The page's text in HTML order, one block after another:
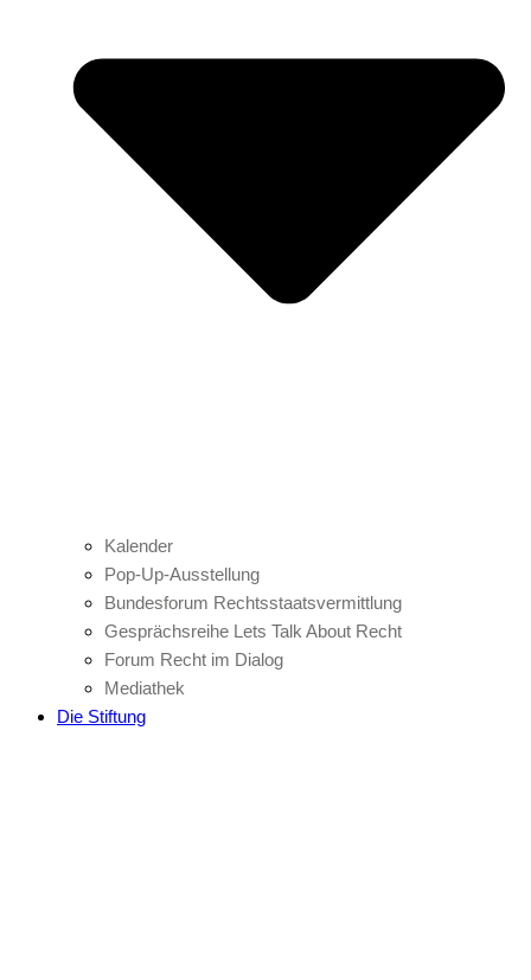
Kalender
Pop-Up-Ausstellung
Bundesforum Rechtsstaatsvermittlung
Gesprächsreihe Lets Talk About Recht
Forum Recht im Dialog
Mediathek
Die Stiftung